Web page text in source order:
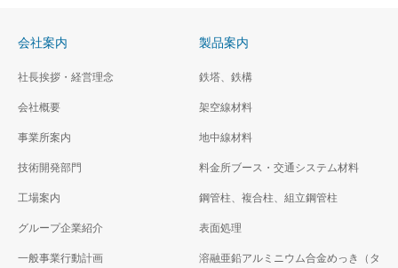
会社案内
社長挨拶・経営理念
会社概要
事業所案内
技術開発部門
工場案内
グループ企業紹介
一般事業行動計画
製品案内
鉄塔、鉄構
架空線材料
地中線材料
料金所ブース・交通システム材料
鋼管柱、複合柱、組立鋼管柱
表面処理
溶融亜鉛アルミニウム合金めっき（タ